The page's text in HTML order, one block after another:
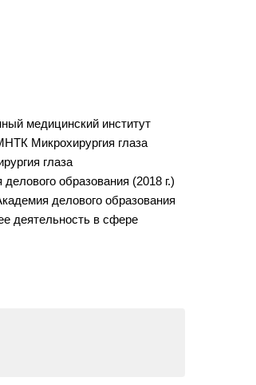
медицинский институт
Микрохирургия глаза
глаза
образования (2018 г.)
делового образования
деятельность в сфере